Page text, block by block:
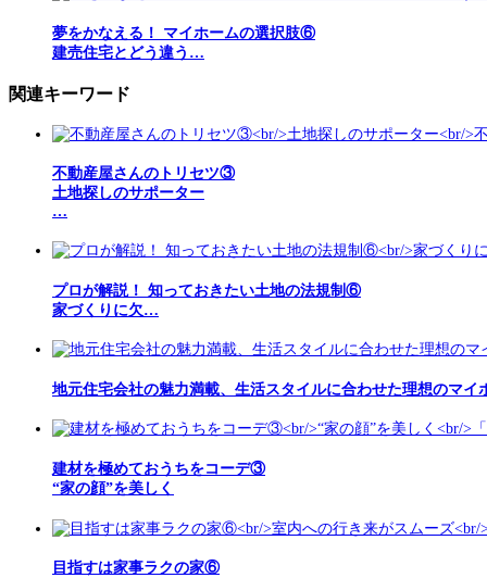
夢をかなえる！ マイホームの選択肢⑥
建売住宅とどう違う…
関連キーワード
不動産屋さんのトリセツ③
土地探しのサポーター
…
プロが解説！ 知っておきたい土地の法規制⑥
家づくりに欠…
地元住宅会社の魅力満載、生活スタイルに合わせた理想のマ
建材を極めておうちをコーデ③
“家の顔”を美しく
目指すは家事ラクの家⑥